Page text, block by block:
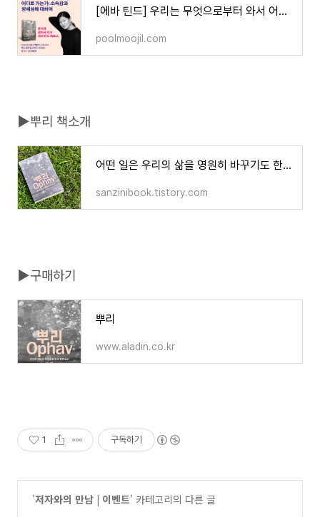
[에바 틴드] 우리는 무엇으로부터 와서 어디로 가는가: 소속감과 정체성에 대하여
poolmoojil.com
▶뿌리 책소개
어떤 일은 우리의 삶을 영원히 바꾸기도 한다 - 『뿌리』:: 책 소개
sanzinibook.tistory.com
▶구매하기
뿌리
www.aladin.co.kr
1 구독하기
'저자와의 만남 | 이벤트' 카테고리의 다른 글